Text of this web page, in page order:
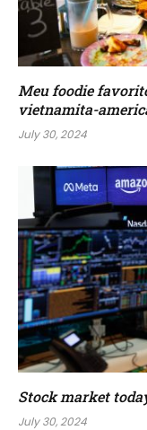
Meu foodie
vietnamita-
July 30, 2024
Stock market
July 30, 2024